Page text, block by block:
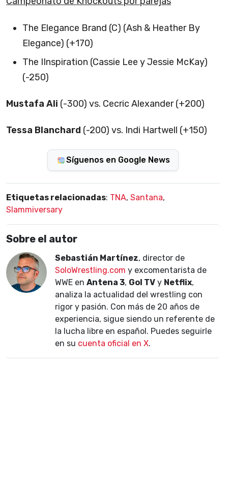
The Elegance Brand (C) (Ash & Heather By
Elegance) (+170)
The IInspiration (Cassie Lee y Jessie McKay)
(-250)
Mustafa Ali (-300) vs. Cecric Alexander (+200)
Tessa Blanchard (-200) vs. Indi Hartwell (+150)
Síguenos en Google News
Etiquetas relacionadas: TNA, Santana,
Slammiversary
Sobre el autor
Sebastián Martínez, director de
SoloWrestling.com y excomentarista de
WWE en Antena 3, Gol TV y Netflix,
analiza la actualidad del wrestling con
rigor y pasión. Con más de 20 años de
experiencia, sigue siendo un referente de
la lucha libre en español. Puedes seguirle
en su cuenta oficial en X.